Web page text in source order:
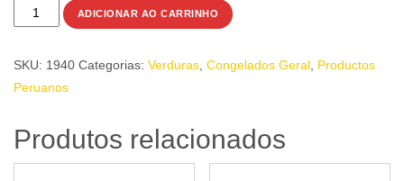
HIERBA
BUENA
quantidade
ADICIONAR AO CARRINHO
SKU: 1940 Categorias: Verduras Congelados Geral Productos
Peruanos
Produtos relacionados